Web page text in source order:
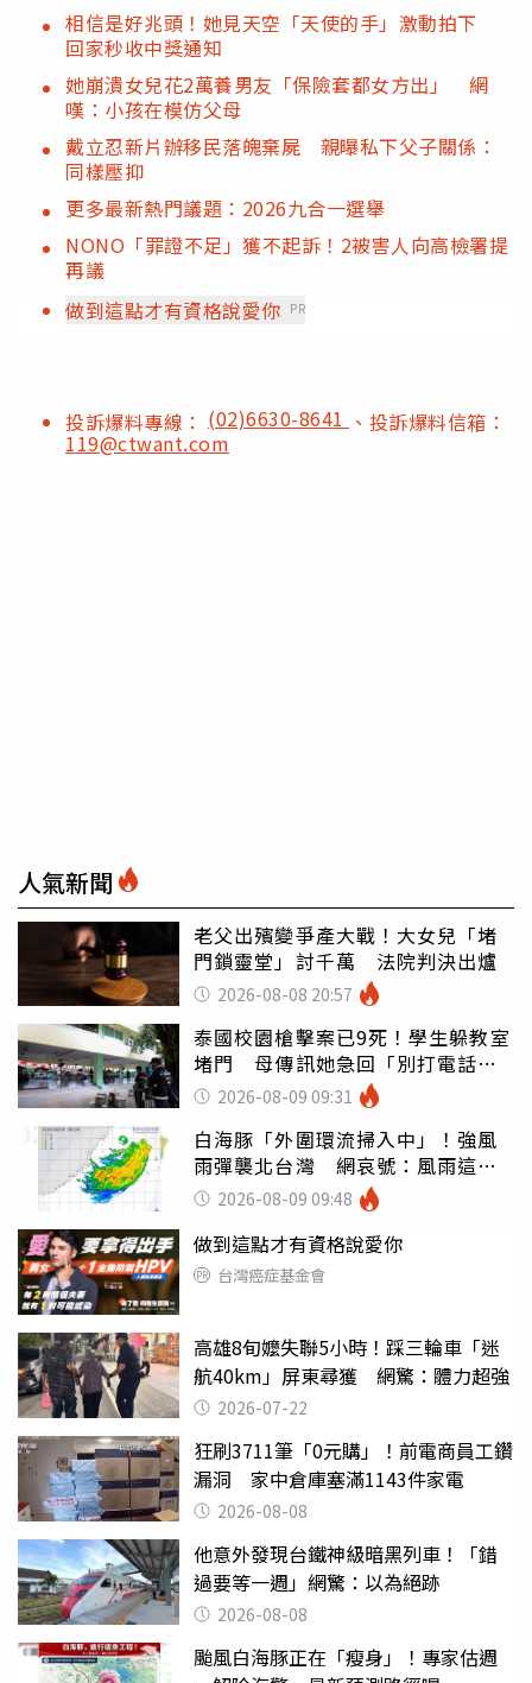
相信是好兆頭！她見天空「天使的手」激動拍下
回家秒收中獎通知
她崩潰女兒花2萬養男友「保險套都女方出」 網
嘆：小孩在模仿父母
戴立忍新片辦移民落魄棄屍 親曝私下父子關係：
同樣壓抑
更多最新熱門議題：2026九合一選舉
NONO「罪證不足」獲不起訴！2被害人向高檢署提
再議
做到這點才有資格說愛你 PR
投訴爆料專線： (02)6630-8641 、投訴爆料信箱：
119@ctwant.com
人氣新聞
老父出殯變爭產大戰！大女兒「堵
門鎖靈堂」討千萬 法院判決出爐
2026-08-08 20:57
泰國校園槍擊案已9死！學生躲教室
堵門 母傳訊她急回「別打電話怕
鈴響」
2026-08-09 09:31
白海豚「外圍環流掃入中」！強風
雨彈襲北台灣 網哀號：風雨這麼
大還不放假
2026-08-09 09:48
做到這點才有資格說愛你
台灣癌症基金會
高雄8旬嬤失聯5小時！踩三輪車「迷
航40km」屏東尋獲 網驚：體力超強
2026-07-22
狂刷3711筆「0元購」！前電商員工鑽
漏洞 家中倉庫塞滿1143件家電
2026-08-08
他意外發現台鐵神級暗黑列車！「錯
過要等一週」網驚：以為絕跡
2026-08-08
颱風白海豚正在「瘦身」！專家估週